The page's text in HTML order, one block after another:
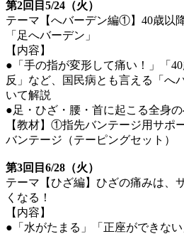
第2回目5/24（火）
テーマ【へバーデン編①】40歳以
「足へバーデン」
【内容】
●「手の指が変形して痛い！」「
反」など、国民病とも言える「へ
いて解説
●足・ひざ・腰・首に起こる全身
【教材】①指先バンテージ用サポ
バンテージ（テーピングセット）
第3回目6/28（火）
テーマ【ひざ編】ひざの痛みは、
くなる！
【内容】
●「水がたまる」「正座ができな